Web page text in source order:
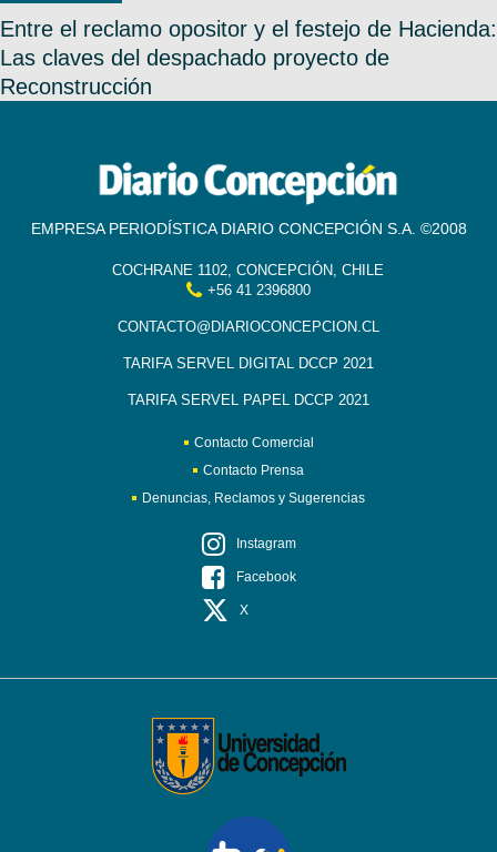
Entre el reclamo opositor y el festejo de Hacienda:
Las claves del despachado proyecto de
Reconstrucción
EMPRESA PERIODÍSTICA DIARIO CONCEPCIÓN S.A. ©2008
COCHRANE 1102, CONCEPCIÓN, CHILE
+56 41 2396800
CONTACTO@DIARIOCONCEPCION.CL
TARIFA SERVEL DIGITAL DCCP 2021
TARIFA SERVEL PAPEL DCCP 2021
Contacto Comercial
Contacto Prensa
Denuncias, Reclamos y Sugerencias
Instagram
Facebook
X